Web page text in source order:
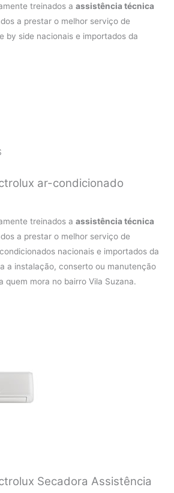
treinados aassistência técnica
a prestar o melhor serviço de
by side nacionais e importados da
ar-condicionado
treinados aassistência técnica
a prestar o melhor serviço de
nacionais e importados da
a instalação, conserto ou manutenção
quem mora no bairro Vila Suzana.
Secadora Assistência